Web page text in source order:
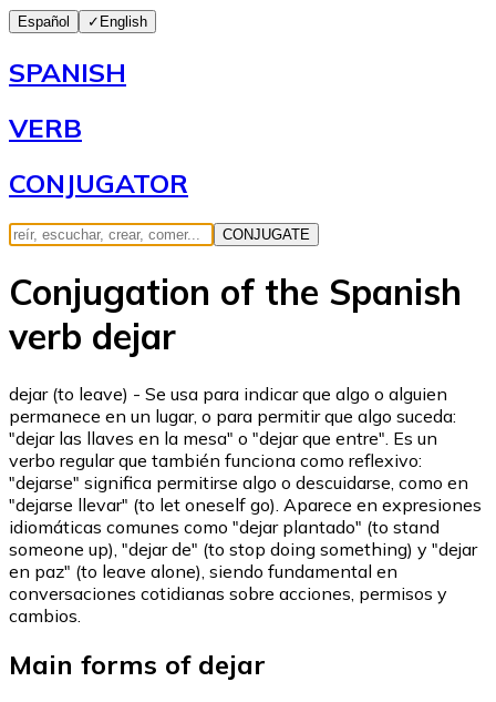
Español ✓ English
SPANISH
VERB
CONJUGATOR
CONJUGATE
Conjugation of the Spanish
verb dejar
dejar (to leave) - Se usa para indicar que algo o alguien
permanece en un lugar, o para permitir que algo suceda:
"dejar las llaves en la mesa" o "dejar que entre". Es un
verbo regular que también funciona como reflexivo:
"dejarse" significa permitirse algo o descuidarse, como en
"dejarse llevar" (to let oneself go). Aparece en expresiones
idiomáticas comunes como "dejar plantado" (to stand
someone up), "dejar de" (to stop doing something) y "dejar
en paz" (to leave alone), siendo fundamental en
conversaciones cotidianas sobre acciones, permisos y
cambios.
Main forms of dejar